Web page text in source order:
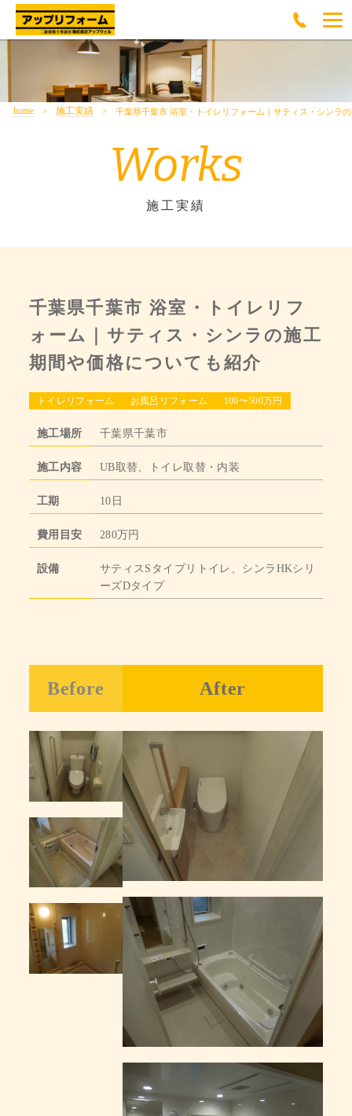
home 施工実績 千葉県千葉市 浴室・トイレリフォーム｜サティス・シンラ
Works
施工実績
千葉県千葉市 浴室・トイレリフ
ォーム｜サティス・シンラの施工
期間や価格についても紹介
トイレリフォーム お風呂リフォーム 100〜500万円
施工場所 千葉県千葉市
施工内容 UB取替、トイレ取替・内装
工期 10日
費用目安 280万円
設備
サティスSタイプリトイレ、シンラHKシリ
ーズDタイプ
Before After